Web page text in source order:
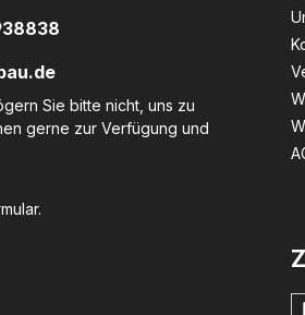
Sie bitte nicht, uns zu
gerne zur Verfügung und
.